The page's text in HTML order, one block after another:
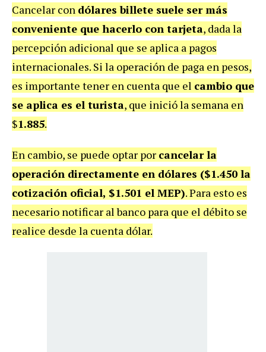
Cancelar con dólares billete suele ser más
conveniente que hacerlo con tarjeta, dada la
percepción adicional que se aplica a pagos
internacionales. Si la operación de paga en pesos,
es importante tener en cuenta que el cambio que
se aplica es el turista, que inició la semana en
$1.885.
En cambio, se puede optar por cancelar la
operación directamente en dólares ($1.450 la
cotización oficial, $1.501 el MEP). Para esto es
necesario notificar al banco para que el débito se
realice desde la cuenta dólar.